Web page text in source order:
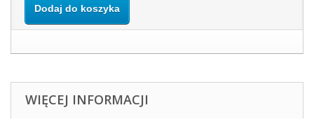
Dodaj do koszyka
WIĘCEJ INFORMACJI